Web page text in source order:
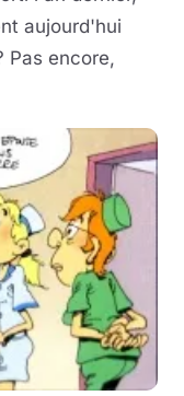
aujourd'hui
Pas encore,